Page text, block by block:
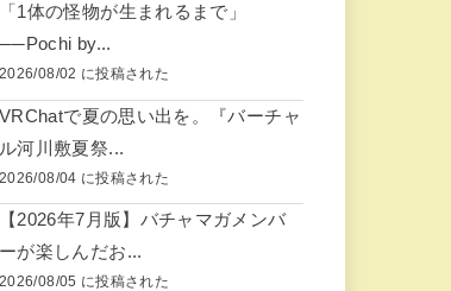
「1体の怪物が生まれるまで」
──Pochi by...
2026/08/02 に投稿された
VRChatで夏の思い出を。『バーチャ
ル河川敷夏祭...
2026/08/04 に投稿された
【2026年7月版】バチャマガメンバ
ーが楽しんだお...
2026/08/05 に投稿された